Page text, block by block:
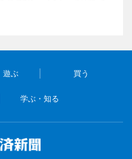
遊ぶ 買う
学ぶ・知る